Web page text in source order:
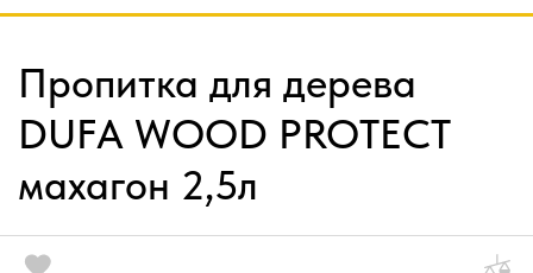
Пропитка для дерева
DUFA WOOD PROTECT
махагон 2,5л